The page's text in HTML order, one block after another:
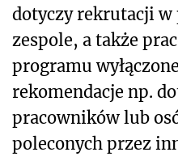
dotyczy rekrutacji w
zespole, a także
programu
rekomendacje np.
pracowników lub
poleconych przez